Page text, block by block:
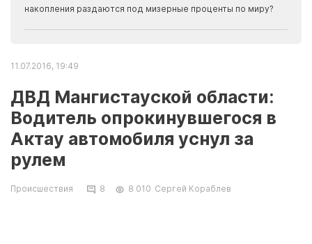
накопления раздаются под мизерные проценты по миру?
11.07.2016, 19:49
ДВД Мангистауской области:
Водитель опрокинувшегося в
Актау автомобиля уснул за
рулем
Происшествия 8 8 010 Сергей Кораблев